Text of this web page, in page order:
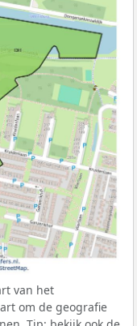
van het
om de geografie